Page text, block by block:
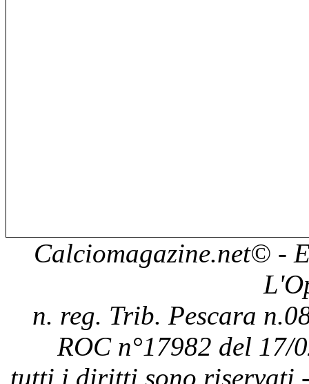
Calciomagazine.net© -
n. reg. Trib. Pescara
ROC n°17982 del 17/
tutti i diritti sono riservati